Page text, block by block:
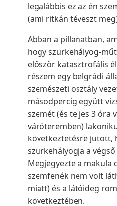
legalábbis ez az én
(ami ritkán téveszt
Abban a pillanatban,
hogy szürkehályog-
először katasztrofális
részem egy belgrádi
szemészeti osztály
másodpercig együtt
szemét (és teljes 3 óra
váróteremben)
következtetésre jutott,
szürkehályogja a
Megjegyezte a makula
szemfenék nem volt
miatt) és a látóideg
következtében.